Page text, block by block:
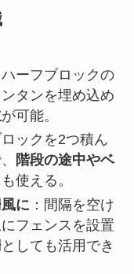
ーフブロックの
タンを埋め込め
が可能。
ックを2つ積ん
階段の途中やベ
使える。
に ：間隔を空け
フェンスを設置
としても活用でき